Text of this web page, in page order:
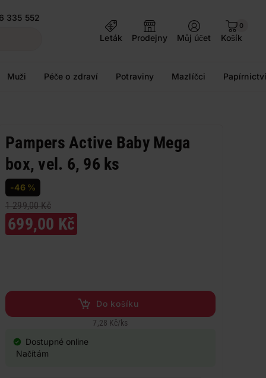
335 552
Leták
Prodejny Můj účet
0
Košík
Muži Péče o zdraví Potraviny Mazlíčci
Pampers Active Baby Mega
box, vel. 6, 96 ks
1 299,00 Kč
699,00 Kč
-46 %
Do košíku
7,28 Kč/ks
Dostupné online
Načítám